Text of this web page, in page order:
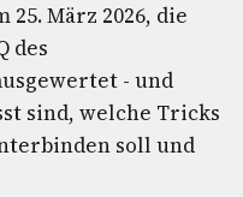
März 2026, die
des
- und
sind, welche Tricks
soll und